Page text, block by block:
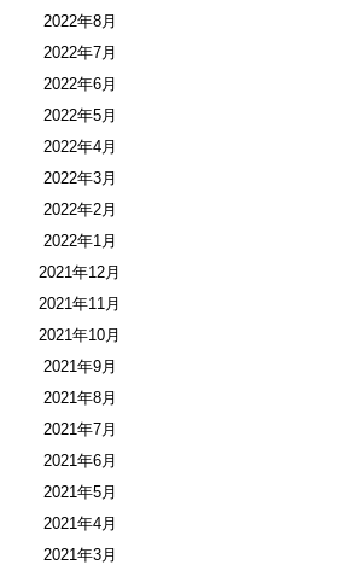
2022年8月
2022年7月
2022年6月
2022年5月
2022年4月
2022年3月
2022年2月
2022年1月
2021年12月
2021年11月
2021年10月
2021年9月
2021年8月
2021年7月
2021年6月
2021年5月
2021年4月
2021年3月